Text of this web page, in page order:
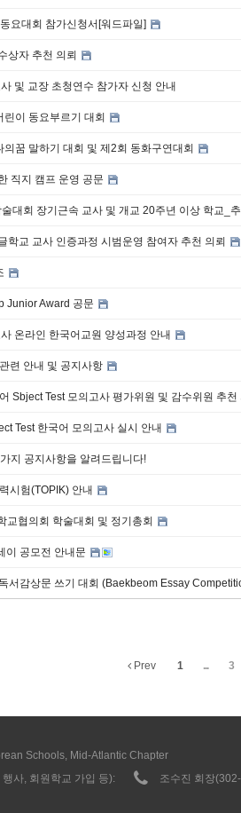
요대회 참가신청서[워드파일]
상자 추천 의뢰
및 교장 초청연수 참가자 신청 안내
린이 동요부르기 대회
의꿈 말하기 대회 및 제2회 동화구연대회
직지 캠프 운영 공문
대회 장기근속 교사 및 개교 20주년 이상 학교_
학교 교사 인증과정 시범운영 참여자 추천 의뢰
Junior Award 공문
온라인 한국어교원 양성과정 안내
련 안내 및 공지사항
Sbject Test 모의고사 평가위원 및 감수위원 추천
Test 한국어 모의고사 실시 안내
지 공지사항을 알려드립니다!
시험(TOPIK) 안내
교협의회 학술대회 및 정기총회
이 공모전 안내문
서감상문 쓰기 대회 (Baekbeom Essay
Prev 1 ... 3
Schools, Mid-Atlantic Chapter
사, 회원학교 가입 등):
조수진 회장